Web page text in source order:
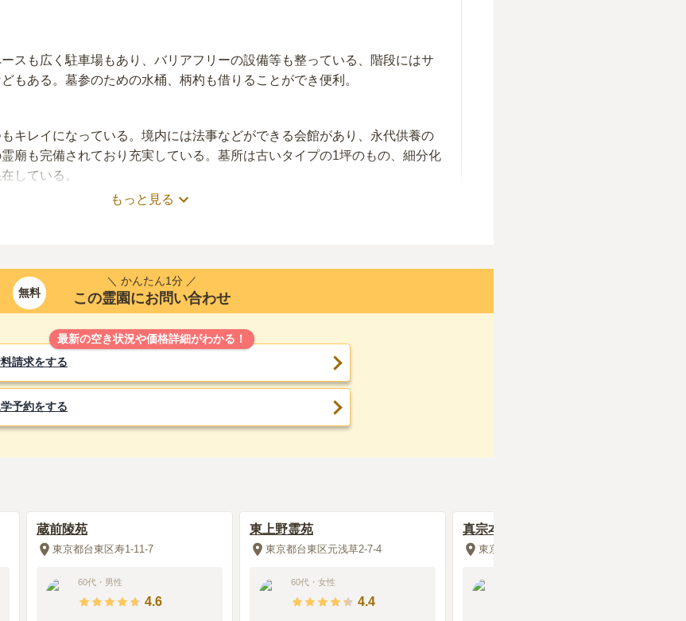
スも広く駐車場もあり、バリアフリーの設備等も整っている、階段にはサ
もある。墓参のための水桶、柄杓も借りることができ便利。
キレイになっている。境内には法事などができる会館があり、永代供養の
廟も完備されており充実している。墓所は古いタイプの1坪のもの、細分化
している。
2018年9月回答
購入価格：200万円
距離なので自転車で行くことが多い。雨の日などは車で行くことがある。車
が多いので自転車とあまり変わらない時間がかかる。
いが、通路が狭いので車いすなどは通りにくい。水汲み場が近くにあるの
常備されているので便利。
き届いている。ごみが落ちていることもないし、花も処分してもらえて助
もしないし、どんどん拡張しているので新しいお墓が多い。
もっと見る
無料
＼ かんたん1分 ／
この霊園にお問い合わせ
最新の空き状況や価格詳細がわかる！
請求をする
学予約をする
蔵前陵苑
東京都台東区寿1-11-7
60代 ・ 男性
4.6
東上野霊苑
東京都台東区元浅草2-7-4
60代 ・ 女性
4.4
真宗本願寺 歓名寺
東京都台東区元浅草3-17-15